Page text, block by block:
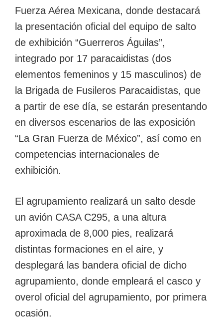
Fuerza Aérea Mexicana, donde destacará
la presentación oficial del equipo de salto
de exhibición “Guerreros Águilas”,
integrado por 17 paracaidistas (dos
elementos femeninos y 15 masculinos) de
la Brigada de Fusileros Paracaidistas, que
a partir de ese día, se estarán presentando
en diversos escenarios de las exposición
“La Gran Fuerza de México”, así como en
competencias internacionales de
exhibición.
El agrupamiento realizará un salto desde
un avión CASA C295, a una altura
aproximada de 8,000 pies, realizará
distintas formaciones en el aire, y
desplegará las bandera oficial de dicho
agrupamiento, donde empleará el casco y
overol oficial del agrupamiento, por primera
ocasión.